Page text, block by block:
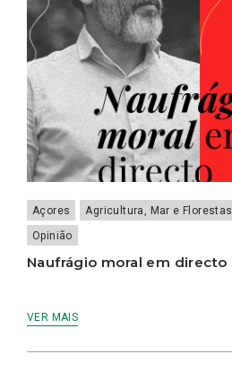
Açores Agricultura, Mar e Florestas
Opinião
Naufrágio moral em directo
VER MAIS